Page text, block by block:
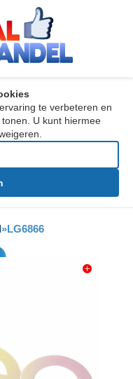
te verbeteren en
U kunt hiermee
»LG6866